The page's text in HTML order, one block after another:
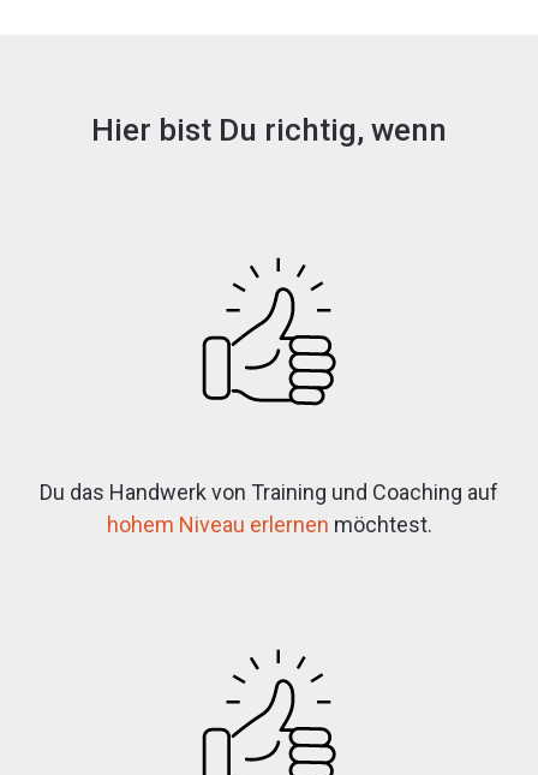
Hier bist Du richtig, wenn
Du das Handwerk von Training und Coaching auf
hohem Niveau erlernen möchtest.